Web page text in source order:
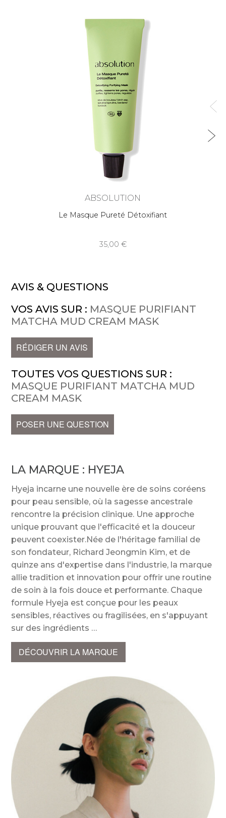
ABSOLUTION
Le Masque Pureté Détoxifiant
35,00
AVIS & QUESTIONS
VOS AVIS SUR : MASQUE PURIFIANT
MATCHA MUD CREAM MASK
RÉDIGER UN AVIS
TOUTES VOS QUESTIONS SUR :
MASQUE PURIFIANT MATCHA MUD
CREAM MASK
POSER UNE QUESTION
LA MARQUE : HYEJA
Hyeja incarne une nouvelle ère de soins coréens
pour peau sensible, où la sagesse ancestrale
rencontre la précision clinique. Une approche
unique prouvant que l'efficacité et la douceur
peuvent coexister.Née de l'héritage familial de
son fondateur, Richard Jeongmin Kim, et de
quinze ans d'expertise dans l'industrie, la marque
allie tradition et innovation pour offrir une routine
de soin à la fois douce et performante. Chaque
formule Hyeja est conçue pour les peaux
sensibles, réactives ou fragilisées, en s'appuyant
sur des ingrédients
DÉCOUVRIR LA MARQUE